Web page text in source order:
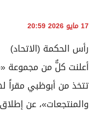
17 مايو 2026 20:59
رأس الحكمة (الاتحاد)
أعلنت كلٌّ من مجموعة
تتخذ من أبوظبي مقراً
والمنتجعات»، عن